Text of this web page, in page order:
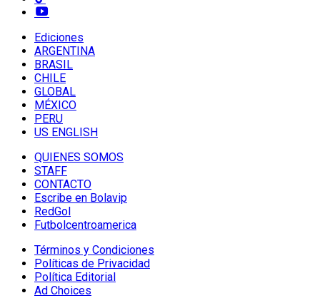
Ediciones
ARGENTINA
BRASIL
CHILE
GLOBAL
MÉXICO
PERU
US ENGLISH
QUIENES SOMOS
STAFF
CONTACTO
Escribe en Bolavip
RedGol
Futbolcentroamerica
Términos y Condiciones
Políticas de Privacidad
Política Editorial
Ad Choices